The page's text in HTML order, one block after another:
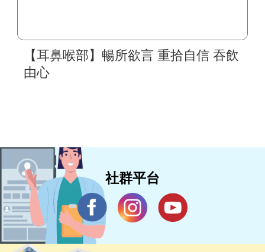
【耳鼻喉部】暢所欲言 重拾自信 吞飲
由心
社群平台